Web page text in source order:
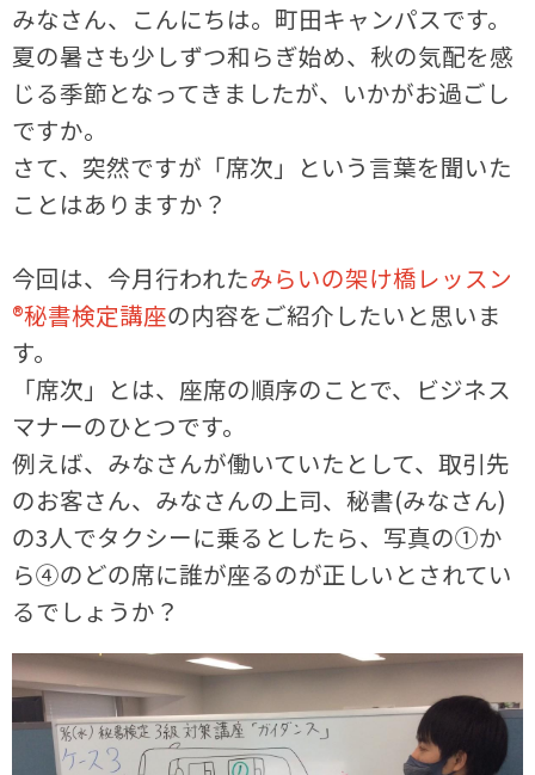
みなさん、こんにちは。町田キャンパスです。
夏の暑さも少しずつ和らぎ始め、秋の気配を感
じる季節となってきましたが、いかがお過ごし
ですか。
さて、突然ですが「席次」という言葉を聞いた
ことはありますか？
今回は、今月行われたみらいの架け橋レッスン
®秘書検定講座の内容をご紹介したいと思いま
す。
「席次」とは、座席の順序のことで、ビジネス
マナーのひとつです。
例えば、みなさんが働いていたとして、取引先
のお客さん、みなさんの上司、秘書(みなさん)
の3人でタクシーに乗るとしたら、写真の①か
ら④のどの席に誰が座るのが正しいとされてい
るでしょうか？